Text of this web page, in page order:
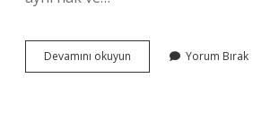
Devamını okuyun
Yönlü
Yorum Bırak